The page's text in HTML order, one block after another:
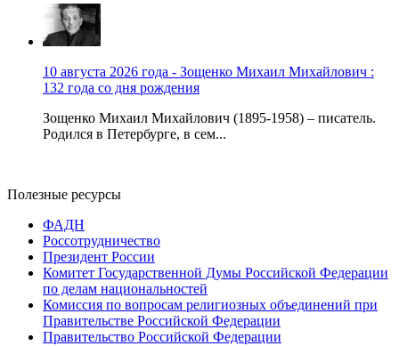
10 августа 2026 года - Зощенко Михаил Михайлович :
132 года со дня рождения
Зощенко Михаил Михайлович (1895-1958) – писатель.
Родился в Петербурге, в сем...
Полезные ресурсы
ФАДН
Россотрудничество
Президент России
Комитет Государственной Думы Российской Федерации
по делам национальностей
Комиссия по вопросам религиозных объединений при
Правительстве Российской Федерации
Правительство Российской Федерации